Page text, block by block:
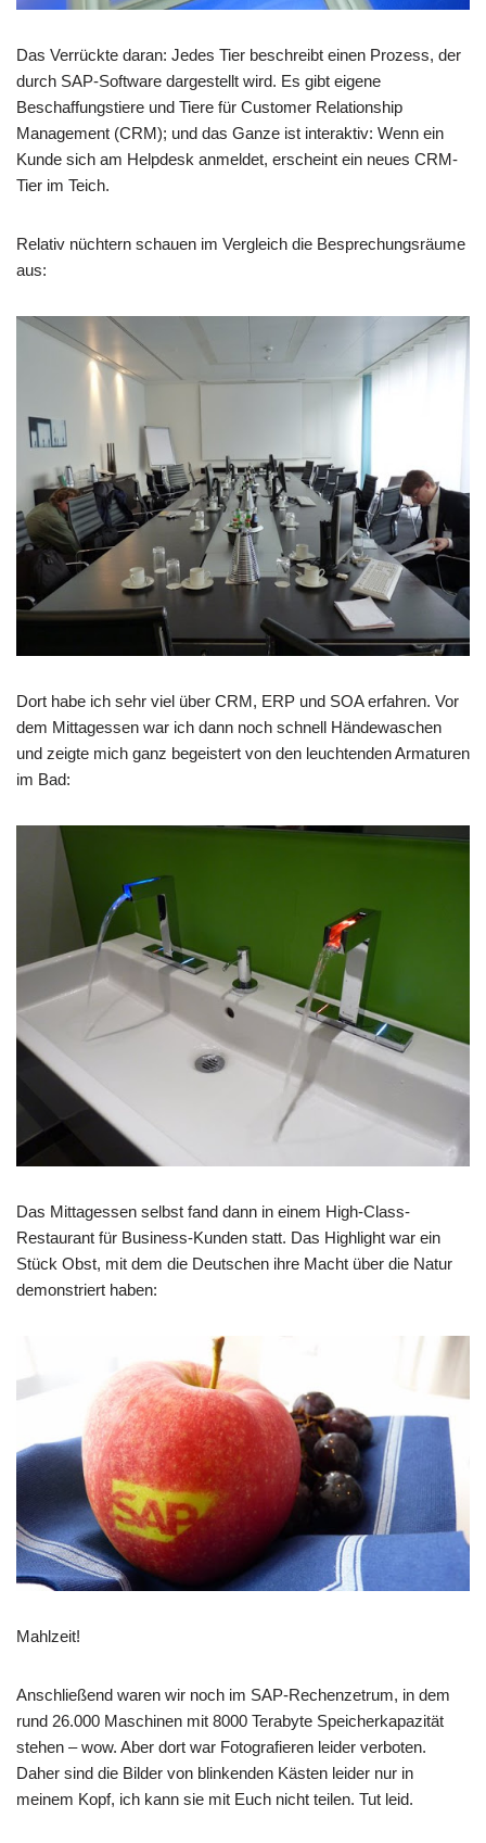
Das Verrückte daran: Jedes Tier beschreibt einen Prozess, der
durch SAP-Software dargestellt wird. Es gibt eigene
Beschaffungstiere und Tiere für Customer Relationship
Management (CRM); und das Ganze ist interaktiv: Wenn ein
Kunde sich am Helpdesk anmeldet, erscheint ein neues CRM-
Tier im Teich.
Relativ nüchtern schauen im Vergleich die Besprechungsräume
aus:
Dort habe ich sehr viel über CRM, ERP und SOA erfahren. Vor
dem Mittagessen war ich dann noch schnell Händewaschen
und zeigte mich ganz begeistert von den leuchtenden Armaturen
im Bad:
Das Mittagessen selbst fand dann in einem High-Class-
Restaurant für Business-Kunden statt. Das Highlight war ein
Stück Obst, mit dem die Deutschen ihre Macht über die Natur
demonstriert haben:
Mahlzeit!
Anschließend waren wir noch im SAP-Rechenzetrum, in dem
rund 26.000 Maschinen mit 8000 Terabyte Speicherkapazität
stehen – wow. Aber dort war Fotografieren leider verboten.
Daher sind die Bilder von blinkenden Kästen leider nur in
meinem Kopf, ich kann sie mit Euch nicht teilen. Tut leid.